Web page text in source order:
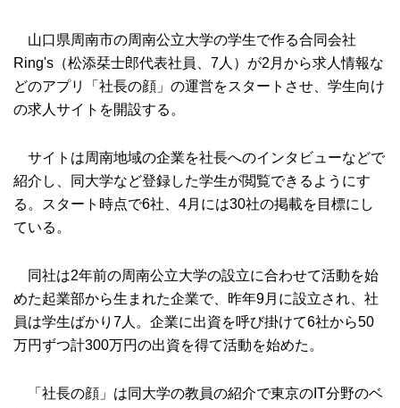
山口県周南市の周南公立大学の学生で作る合同会社
Ring's（松添栞士郎代表社員、7人）が2月から求人情報な
どのアプリ「社長の顔」の運営をスタートさせ、学生向け
の求人サイトを開設する。
サイトは周南地域の企業を社長へのインタビューなどで
紹介し、同大学など登録した学生が閲覧できるようにす
る。スタート時点で6社、4月には30社の掲載を目標にし
ている。
同社は2年前の周南公立大学の設立に合わせて活動を始
めた起業部から生まれた企業で、昨年9月に設立され、社
員は学生ばかり7人。企業に出資を呼び掛けて6社から50
万円ずつ計300万円の出資を得て活動を始めた。
「社長の顔」は同大学の教員の紹介で東京のIT分野のベ